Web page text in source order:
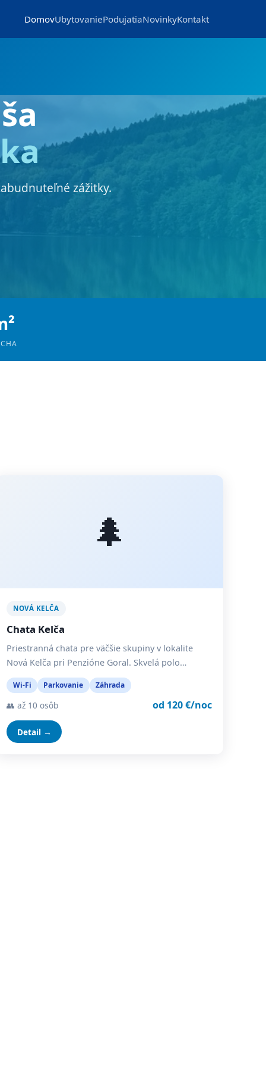
DomovUbytovaniePodujatiaNovinkyKontakt
zážitky.
🌲
NOVÁ KELČA
Chata Kelča
Priestranná chata pre väčšie skupiny v lokalite
Nová Kelča pri Penzióne Goral. Skvelá polo…
Wi-Fi Parkovanie Záhrada
👥 až 10 osôb od 120 €/noc
Detail →